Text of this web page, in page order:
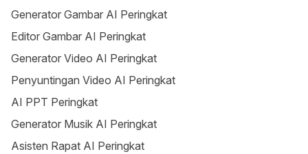
Generator Gambar AI Peringkat
Editor Gambar AI Peringkat
Generator Video AI Peringkat
Penyuntingan Video AI Peringkat
AI PPT Peringkat
Generator Musik AI Peringkat
Asisten Rapat AI Peringkat